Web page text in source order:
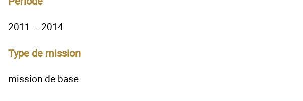
2011 – 2014
Type de mission
mission de base